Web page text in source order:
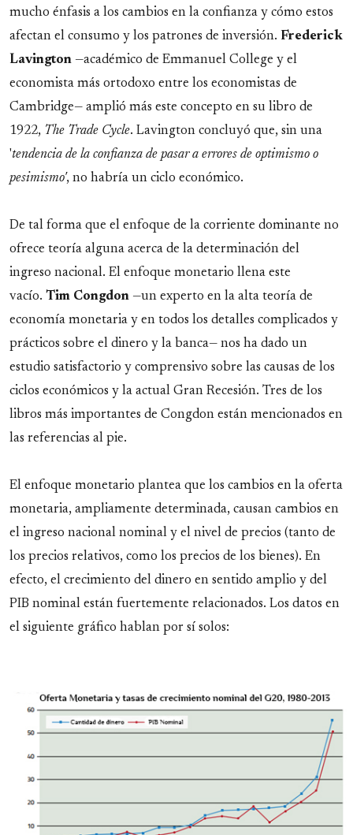
mucho énfasis a los cambios en la confianza y cómo estos
afectan el consumo y los patrones de inversión. Frederick
Lavington —académico de Emmanuel College y el
economista más ortodoxo entre los economistas de
Cambridge— amplió más este concepto en su libro de
1922, The Trade Cycle. Lavington concluyó que, sin una
'tendencia de la confianza de pasar a errores de optimismo o
pesimismo', no habría un ciclo económico.
De tal forma que el enfoque de la corriente dominante no
ofrece teoría alguna acerca de la determinación del
ingreso nacional. El enfoque monetario llena este
vacío. Tim Congdon —un experto en la alta teoría de
economía monetaria y en todos los detalles complicados y
prácticos sobre el dinero y la banca— nos ha dado un
estudio satisfactorio y comprensivo sobre las causas de los
ciclos económicos y la actual Gran Recesión. Tres de los
libros más importantes de Congdon están mencionados en
las referencias al pie.
El enfoque monetario plantea que los cambios en la oferta
monetaria, ampliamente determinada, causan cambios en
el ingreso nacional nominal y el nivel de precios (tanto de
los precios relativos, como los precios de los bienes). En
efecto, el crecimiento del dinero en sentido amplio y del
PIB nominal están fuertemente relacionados. Los datos en
el siguiente gráfico hablan por sí solos: